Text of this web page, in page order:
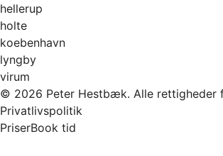
hellerup
holte
koebenhavn
lyngby
virum
© 2026 Peter Hestbæk. Alle rettigheder
Privatlivspolitik
PriserBook tid